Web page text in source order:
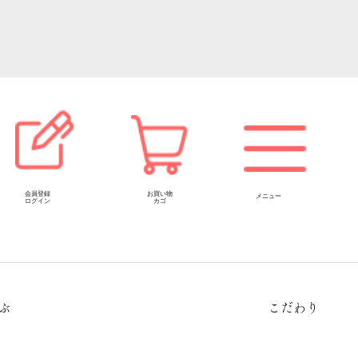
会員登録
ログイン
お買い物
カゴ
メニュー
こだわり